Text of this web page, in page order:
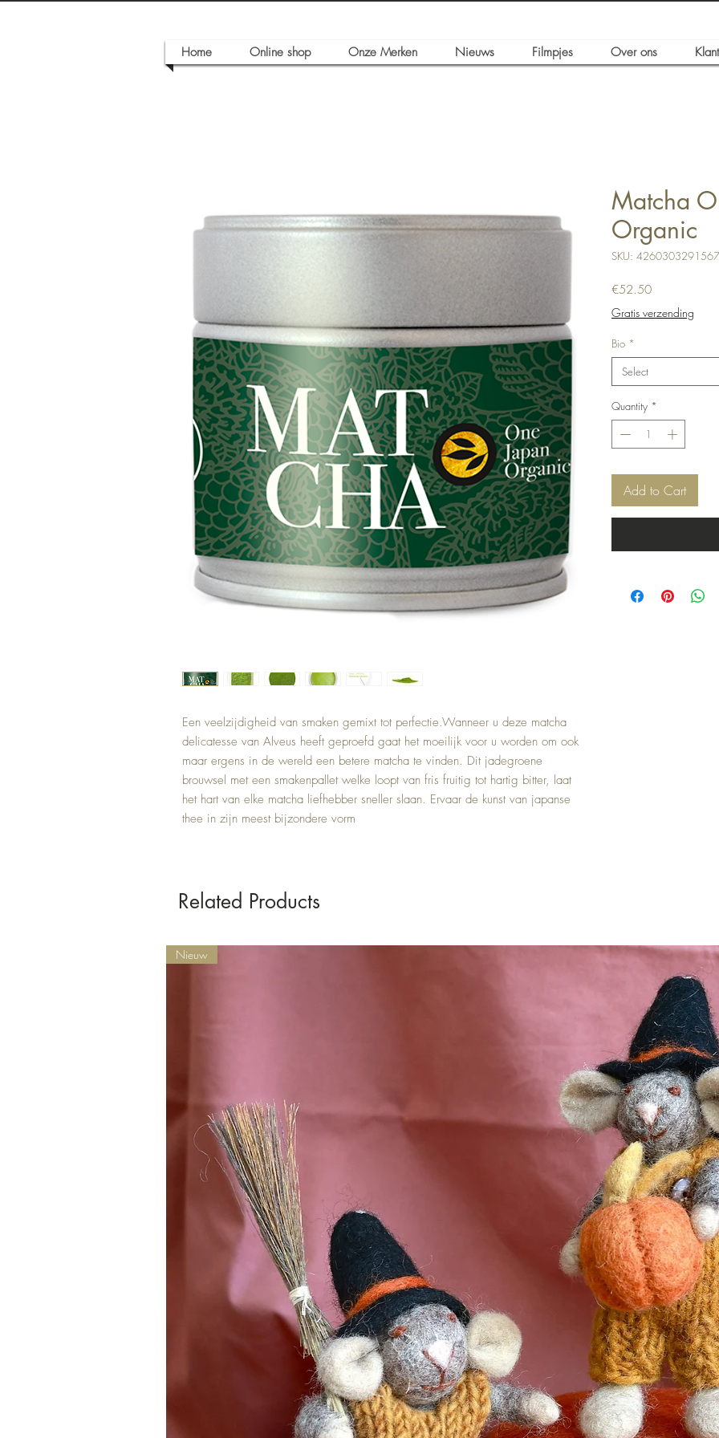
Home
Online shop Onze Merken Nieuws Filmpjes Over ons
Een veelzijdigheid van smaken gemixt tot perfectie.Wanneer u deze matcha
delicatesse van Alveus heeft geproefd gaat het moeilijk voor u worden om ook
maar ergens in de wereld een betere matcha te vinden. Dit jadegroene
brouwsel met een smakenpallet welke loopt van fris fruitig tot hartig bitter, laat
het hart van elke matcha liefhebber sneller slaan. Ervaar de kunst van japanse
thee in zijn meest bijzondere vorm
Matcha
Organic
SKU: 4260303291567
€52.50Price
Gratis verzending
Bio *
Select
Quantity *
Add to Cart
Related Products
Nieuw